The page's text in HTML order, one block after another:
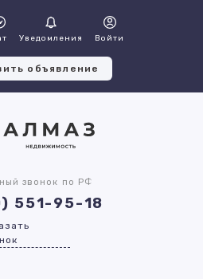
Уведомления Войти
объявление
звонок по РФ
551-95-18